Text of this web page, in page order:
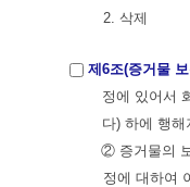
2. 삭제
제6조(증거물
정에 있어서
다) 하에 행
② 증거물의
정에 대하여